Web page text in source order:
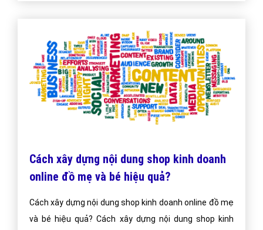
Cách xây dựng nội dung shop kinh doanh
online đồ mẹ và bé hiệu quả?
Cách xây dựng nội dung shop kinh doanh online đồ mẹ
và bé hiệu quả? Cách xây dựng nội dung shop kinh